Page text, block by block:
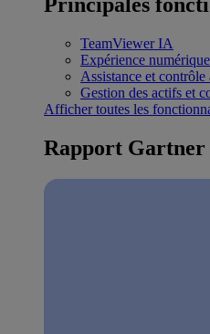
TeamViewer IA
Expérience
Assistance et contrôle
Gestion des actifs et
Afficher toutes les
Rapport Gartner